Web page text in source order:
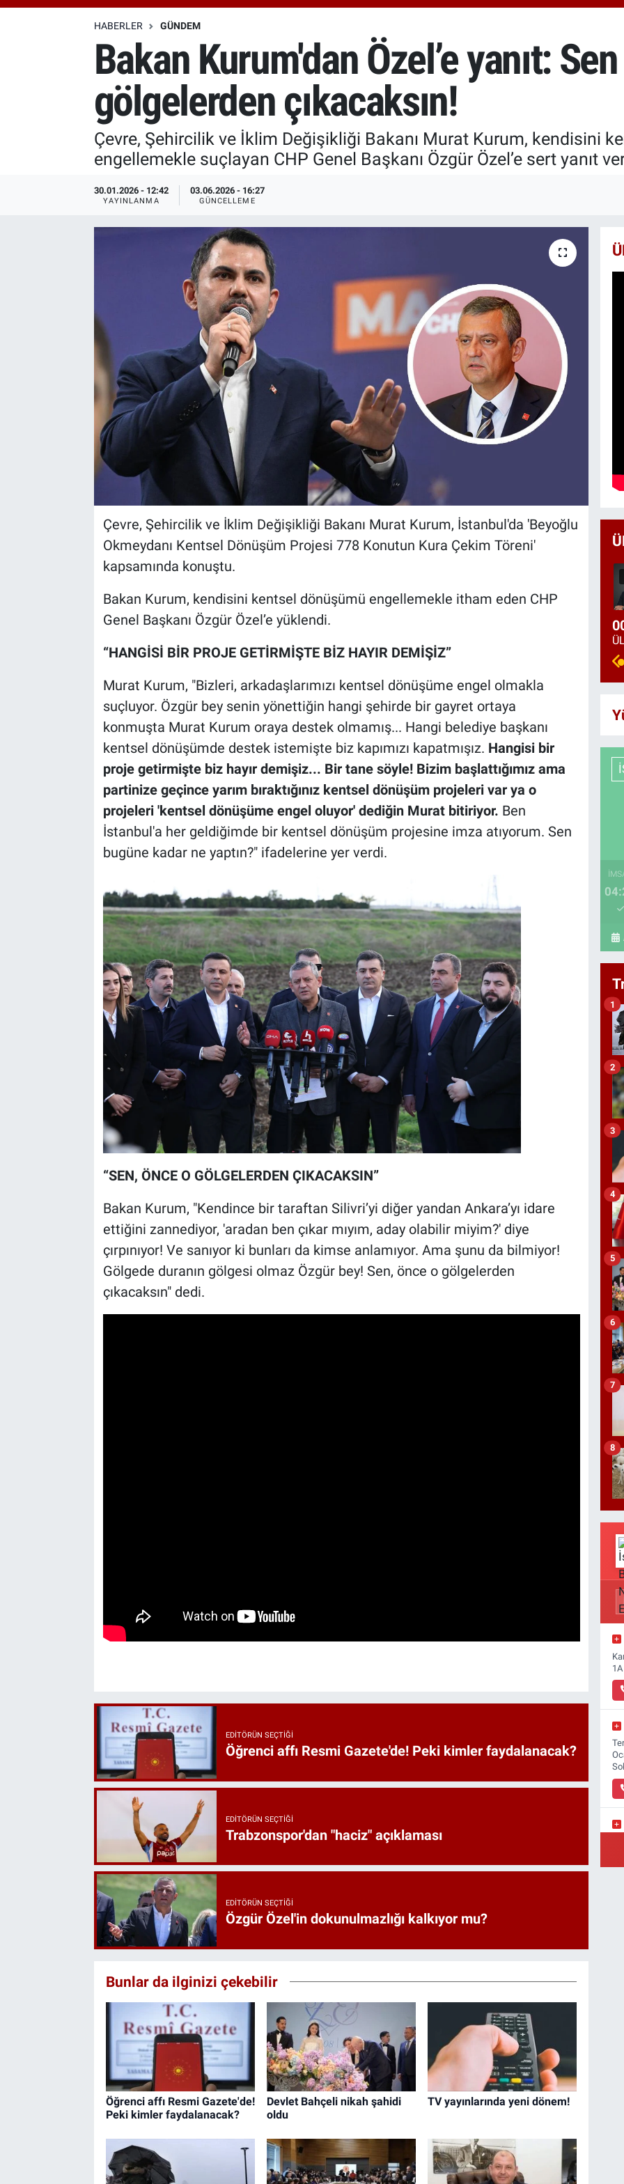
HABERLER GÜNDEM
Bakan Kurum'dan Özel’e yanıt:
gölgelerden çıkacaksın!
Çevre, Şehircilik ve İklim Değişikliği Bakanı Murat Kurum, kendisini
engellemekle suçlayan CHP Genel Başkanı Özgür Özel’e sert yanıt
30.01.2026 - 12:42
YAYINLANMA
03.06.2026 - 16:27
GÜNCELLEME
Çevre, Şehircilik ve İklim Değişikliği Bakanı Murat Kurum, İstanbul'da 'Beyoğlu
Okmeydanı Kentsel Dönüşüm Projesi 778 Konutun Kura Çekim Töreni'
kapsamında konuştu.
Bakan Kurum, kendisini kentsel dönüşümü engellemekle itham eden CHP
Genel Başkanı Özgür Özel’e yüklendi.
“HANGİSİ BİR PROJE GETİRMİŞTE BİZ HAYIR DEMİŞİZ”
Murat Kurum, "Bizleri, arkadaşlarımızı kentsel dönüşüme engel olmakla
suçluyor. Özgür bey senin yönettiğin hangi şehirde bir gayret ortaya
konmuşta Murat Kurum oraya destek olmamış... Hangi belediye başkanı
kentsel dönüşümde destek istemişte biz kapımızı kapatmışız. Hangisi bir
proje getirmişte biz hayır demişiz... Bir tane söyle! Bizim başlattığımız ama
partinize geçince yarım bıraktığınız kentsel dönüşüm projeleri var ya o
projeleri 'kentsel dönüşüme engel oluyor' dediğin Murat bitiriyor. Ben
İstanbul'a her geldiğimde bir kentsel dönüşüm projesine imza atıyorum. Sen
bugüne kadar ne yaptın?" ifadelerine yer verdi.
“SEN, ÖNCE O GÖLGELERDEN ÇIKACAKSIN”
Bakan Kurum, "Kendince bir taraftan Silivri’yi diğer yandan Ankara’yı idare
ettiğini zannediyor, 'aradan ben çıkar mıyım, aday olabilir miyim?' diye
çırpınıyor! Ve sanıyor ki bunları da kimse anlamıyor. Ama şunu da bilmiyor!
Gölgede duranın gölgesi olmaz Özgür bey! Sen, önce o gölgelerden
çıkacaksın" dedi.
EDITÖRÜN SEÇTIĞI
Öğrenci affı Resmi Gazete'de! Peki kimler faydalanacak?
EDITÖRÜN SEÇTIĞI
Trabzonspor'dan "haciz" açıklaması
EDITÖRÜN SEÇTIĞI
Özgür Özel'in dokunulmazlığı kalkıyor mu?
Bunlar da ilginizi çekebilir
Öğrenci affı Resmi Gazete'de!
Peki kimler faydalanacak?
Devlet Bahçeli nikah şahidi
oldu
TV yayınlarında yeni dönem!
1
2
3
4
5
6
7
8
1A
Özel Haberler
Özel Haberler
Erişim Bilgileri
Haber Arşivi